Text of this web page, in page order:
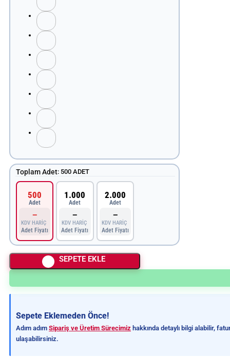
Toplam Adet:500 ADET
500
Adet
—
KDV HARİÇ
Adet Fiyatı
1.000
Adet
—
KDV HARİÇ
Adet Fiyatı
2.000
Adet
—
KDV HARİÇ
Adet Fiyatı
SEPETE EKLE
Sepete Eklemeden Önce!
Adım adım Sipariş ve Üretim Sürecimiz hakkında detaylı bilgi alabilir,
ulaşabilirsiniz.